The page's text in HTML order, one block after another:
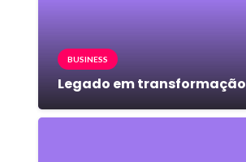
BUSINESS
Legado em transformação